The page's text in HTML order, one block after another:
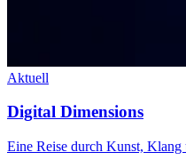
Aktuell
Digital Dimensions
Eine Reise durch Kunst, Klang